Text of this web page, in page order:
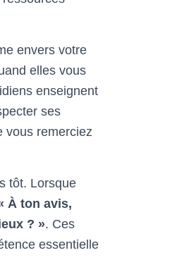
envers votre
elles vous
enseignent
ses
vous remerciez
tôt. Lorsque
À ton avis,
? ». Ces
essentielle